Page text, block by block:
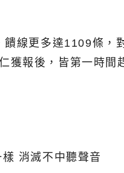
線更多達1109條
獲報後，皆第一時間
消滅不中聽聲音